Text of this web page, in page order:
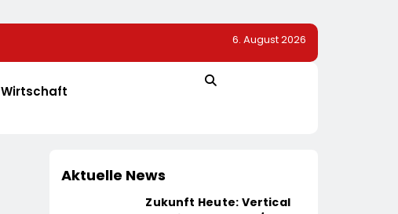
TÜV SÜD: So Finden Verbraucher Das Passende
Laserentfernungsmessgerät
6. August 2026
Wirtschaft
Aktuelle News
Zukunft Heute: Vertical